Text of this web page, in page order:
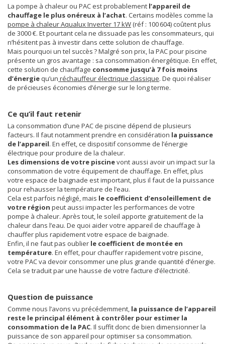
La pompe à chaleur ou PAC est probablement l’appareil de
chauffage le plus onéreux à l’achat. Certains modèles comme la
pompe à chaleur Aqualux Inverter 17 kW (réf : 100 604) coûtent plus
de 3000 €. Et pourtant cela ne dissuade pas les consommateurs, qui
n’hésitent pas à investir dans cette solution de chauffage.
Mais pourquoi un tel succès ? Malgré son prix, la PAC pour piscine
présente un gros avantage : sa consommation énergétique. En effet,
cette solution de chauffage consomme jusqu’à 7 fois moins
d’énergie qu’un réchauffeur électrique classique. De quoi réaliser
de précieuses économies d’énergie sur le long terme.
Ce qu’il faut retenir
La consommation d’une PAC de piscine dépend de plusieurs
facteurs. Il faut notamment prendre en considération la puissance
de l’appareil. En effet, ce dispositif consomme de l’énergie
électrique pour produire de la chaleur.
Les dimensions de votre piscinevont aussi avoir un impact sur la
consommation de votre équipement de chauffage. En effet, plus
votre espace de baignade est important, plus il faut de la puissance
pour rehausser la température de l’eau.
Cela est parfois négligé, mais le coefficient d’ensoleillement de
votre région peut aussi impacter les performances de votre
pompe à chaleur. Après tout, le soleil apporte gratuitement de la
chaleur dans l’eau. De quoi aider votre appareil de chauffage à
chauffer plus rapidement votre espace de baignade.
Enfin, il ne faut pas oublier le coefficient de montée en
température. En effet, pour chauffer rapidement votre piscine,
votre PAC va devoir consommer une plus grande quantité d’énergie.
Cela se traduit par une hausse de votre facture d’électricité.
Question de puissance
Comme nous l’avons vu précédemment, la puissance de l’appareil
reste le principal élément à contrôler pour estimer la
consommation de la PAC. Il suffit donc de bien dimensionner la
puissance de son appareil pour optimiser sa consommation.